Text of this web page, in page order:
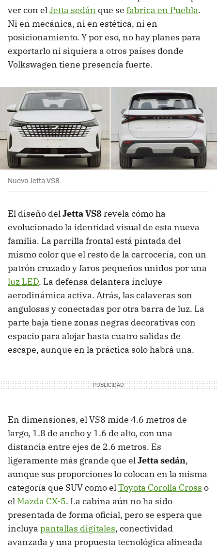
ver con elJetta sedán que se fabrica en Puebla.
Ni en mecánica, ni en estética, ni en
posicionamiento. Y por eso, no hay planes para
exportarlo ni siquiera a otros países donde
Volkswagen tiene presencia fuerte.
Nuevo Jetta VS8.
El diseño del Jetta VS8 revela cómo ha
evolucionado la identidad visual de esta nueva
familia. La parrilla frontal está pintada del
mismo color que el resto de la carrocería, con un
patrón cruzado y faros pequeños unidos por una
luz LED. La defensa delantera incluye
aerodinámica activa. Atrás, las calaveras son
angulosas y conectadas por otra barra de luz. La
parte baja tiene zonas negras decorativas con
espacio para alojar hasta cuatro salidas de
escape, aunque en la práctica solo habrá una.
En dimensiones, el VS8 mide 4.6 metros de
largo, 1.8 de ancho y 1.6 de alto, con una
distancia entre ejes de 2.6 metros. Es
ligeramente más grande que el Jetta sedán,
aunque sus proporciones lo colocan en la misma
categoría que SUV como el Toyota Corolla Cross o
el Mazda CX-5. La cabina aún no ha sido
presentada de forma oficial, pero se espera que
incluya pantallas digitales, conectividad
avanzada y una propuesta tecnológica alineada